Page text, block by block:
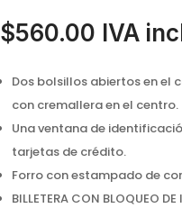
$560.00 IVA
Dos bolsillos abiertos en el
con cremallera en el centro.
Una ventana de
tarjetas de crédito.
Forro con estampado de
BILLETERA CON BLOQUEO